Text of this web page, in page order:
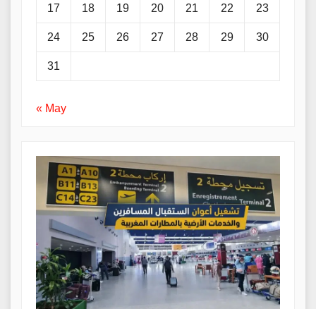
17 18 19 20 21 22 23
24 25 26 27 28 29 30
31
« May